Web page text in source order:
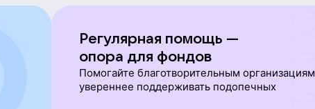
Регулярная помощь —
опора для фондов
Помогайте благотворительным организациям
увереннее поддерживать подопечных